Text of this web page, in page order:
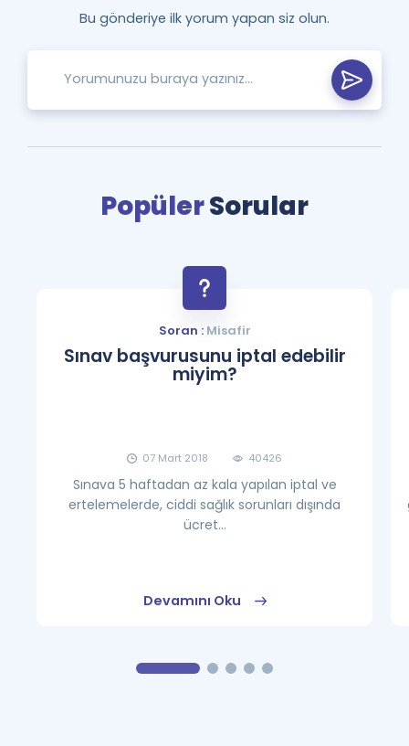
Bu gönderiye ilk yorum yapan siz olun.
PopülerSorular
Soran :Misafir
Sınav başvurusunu iptal edebilir
miyim?
07 Mart 2018 40426
Sınava 5 haftadan az kala yapılan iptal ve
ertelemelerde, ciddi sağlık sorunları dışında
ücret...
Devamını Oku